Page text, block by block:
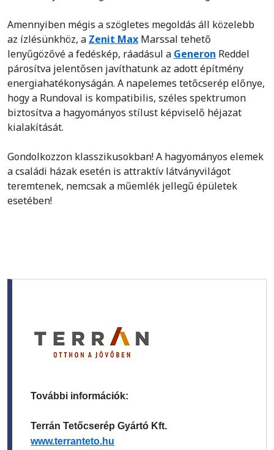
Amennyiben mégis a szögletes megoldás áll közelebb
az ízlésünkhöz, a Zenit Max Marssal tehető
lenyűgözővé a fedéskép, ráadásul a Generon Reddel
párosítva jelentősen javíthatunk az adott építmény
energiahatékonyságán. A napelemes tetőcserép előnye,
hogy a Rundoval is kompatibilis, széles spektrumon
biztosítva a hagyományos stílust képviselő héjazat
kialakítását.
Gondolkozzon klasszikusokban! A hagyományos elemek
a családi házak esetén is attraktív látványvilágot
teremtenek, nemcsak a műemlék jellegű épületek
esetében!
További információk:
Terrán Tetőcserép Gyártó Kft.
www.terranteto.hu